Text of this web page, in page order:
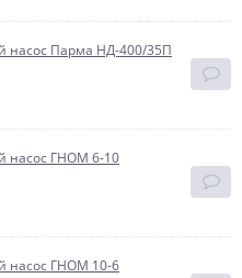
насос Парма НД-400/35П
насос ГНОМ 6-10
насос ГНОМ 10-6